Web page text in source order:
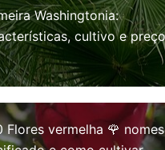
Washingtonia:
cultivo e
Flores vermelha 🌹